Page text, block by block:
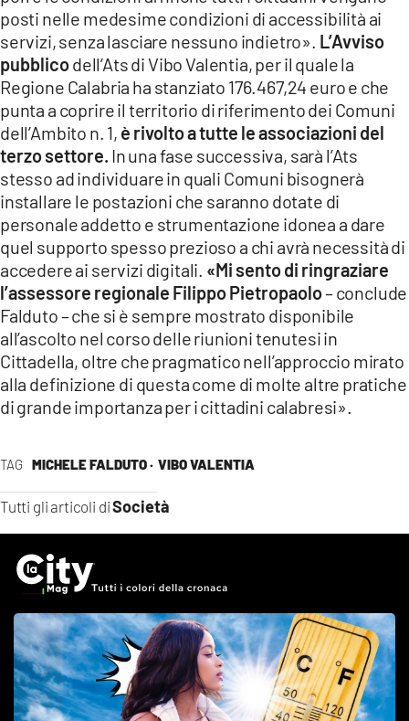
TAG MICHELE FALDUTO · VIBO VALENTIA
Tutti gli articoli diSocietà
posti nelle medesime condizioni di accessibilità ai
servizi, senza lasciare nessuno indietro». L’Avviso
pubblicodell’Ats di Vibo Valentia, per il quale la
Regione Calabria ha stanziato 176.467,24 euro e che
punta a coprire il territorio di riferimento dei Comuni
dell’Ambito n. 1, è rivolto a tutte le associazioni del
terzo settore. In una fase successiva, sarà l’Ats
stesso ad individuare in quali Comuni bisognerà
installare le postazioni che saranno dotate di
personale addetto e strumentazione idonea a dare
quel supporto spesso prezioso a chi avrà necessità di
accedere ai servizi digitali. «Mi sento di ringraziare
l’assessore regionale Filippo Pietropaolo– conclude
Falduto – che si è sempre mostrato disponibile
all’ascolto nel corso delle riunioni tenutesi in
Cittadella, oltre che pragmatico nell’approccio mirato
alla definizione di questa come di molte altre pratiche
di grande importanza per i cittadini calabresi».